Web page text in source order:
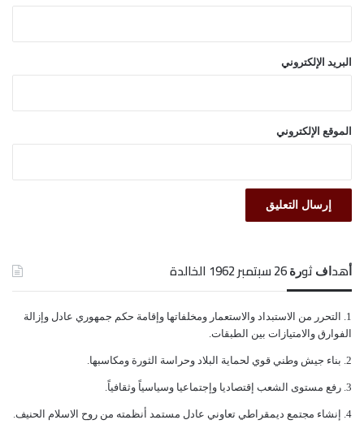
البريد الإلكتروني
الموقع الإلكتروني
ﺃﻫﺪﺍﻑ ﺛﻮﺭﺓ 26 ﺳﺒﺘﻤﺒﺮ 1962 الخالدة
ﺍﻟﺘﺤﺮﺭ ﻣﻦ ﺍﻻﺳﺘﺒﺪﺍﺩ ﻭﺍﻻﺳﺘﻌﻤﺎﺭ ﻭﻣﺨﻠﻔﺎﺗﻬﺎ ﻭﺇﻗﺎﻣﺔ ﺣﻜﻢ ﺟﻤﻬﻮﺭﻱ ﻋﺎﺩﻝ ﻭﺇﺯﺍﻟﺔ
ﺍﻟﻔﻮﺍﺭﻕ ﻭﺍﻻﻣﺘﻴﺎﺯﺍﺕ ﺑﻴﻦ ﺍﻟﻄﺒﻘﺎﺕ.
ﺑﻨﺎﺀ ﺟﻴﺶ ﻭﻃﻨﻲ ﻗﻮﻱ ﻟﺤﻤﺎﻳﺔ ﺍﻟﺒﻼﺩ ﻭﺣﺮﺍﺳﺔ ﺍﻟﺜﻮﺭﺓ ﻭﻣﻜﺎﺳﺒﻬﺎ.
ﺭﻓﻊ ﻣﺴﺘﻮﻯ ﺍﻟﺸﻌﺐ ﺇﻗﺘﺼﺎﺩﻳﺎ ﻭﺇﺟﺘﻤﺎﻋﻴﺎ ﻭﺳﻴﺎﺳﻴﺎً ﻭﺛﻘﺎﻓﻴﺎً.
ﺇﻧﺸﺎﺀ ﻣﺠﺘﻤﻊ ﺩﻳﻤﻘﺮﺍﻃﻲ ﺗﻌﺎﻭﻧﻲ ﻋﺎﺩﻝ ﻣﺴﺘﻤﺪ ﺃﻧﻈﻤﺘﻪ ﻣﻦ ﺭﻭﺡ ﺍﻻﺳﻼﻡ ﺍﻟﺤﻨﻴﻒ.